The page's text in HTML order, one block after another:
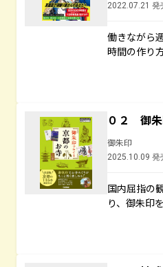
2022.07.21 発
働きながら
時間の作り
０２ 御
御朱印
2025.10.09 発
国内屈指の
り、御朱印